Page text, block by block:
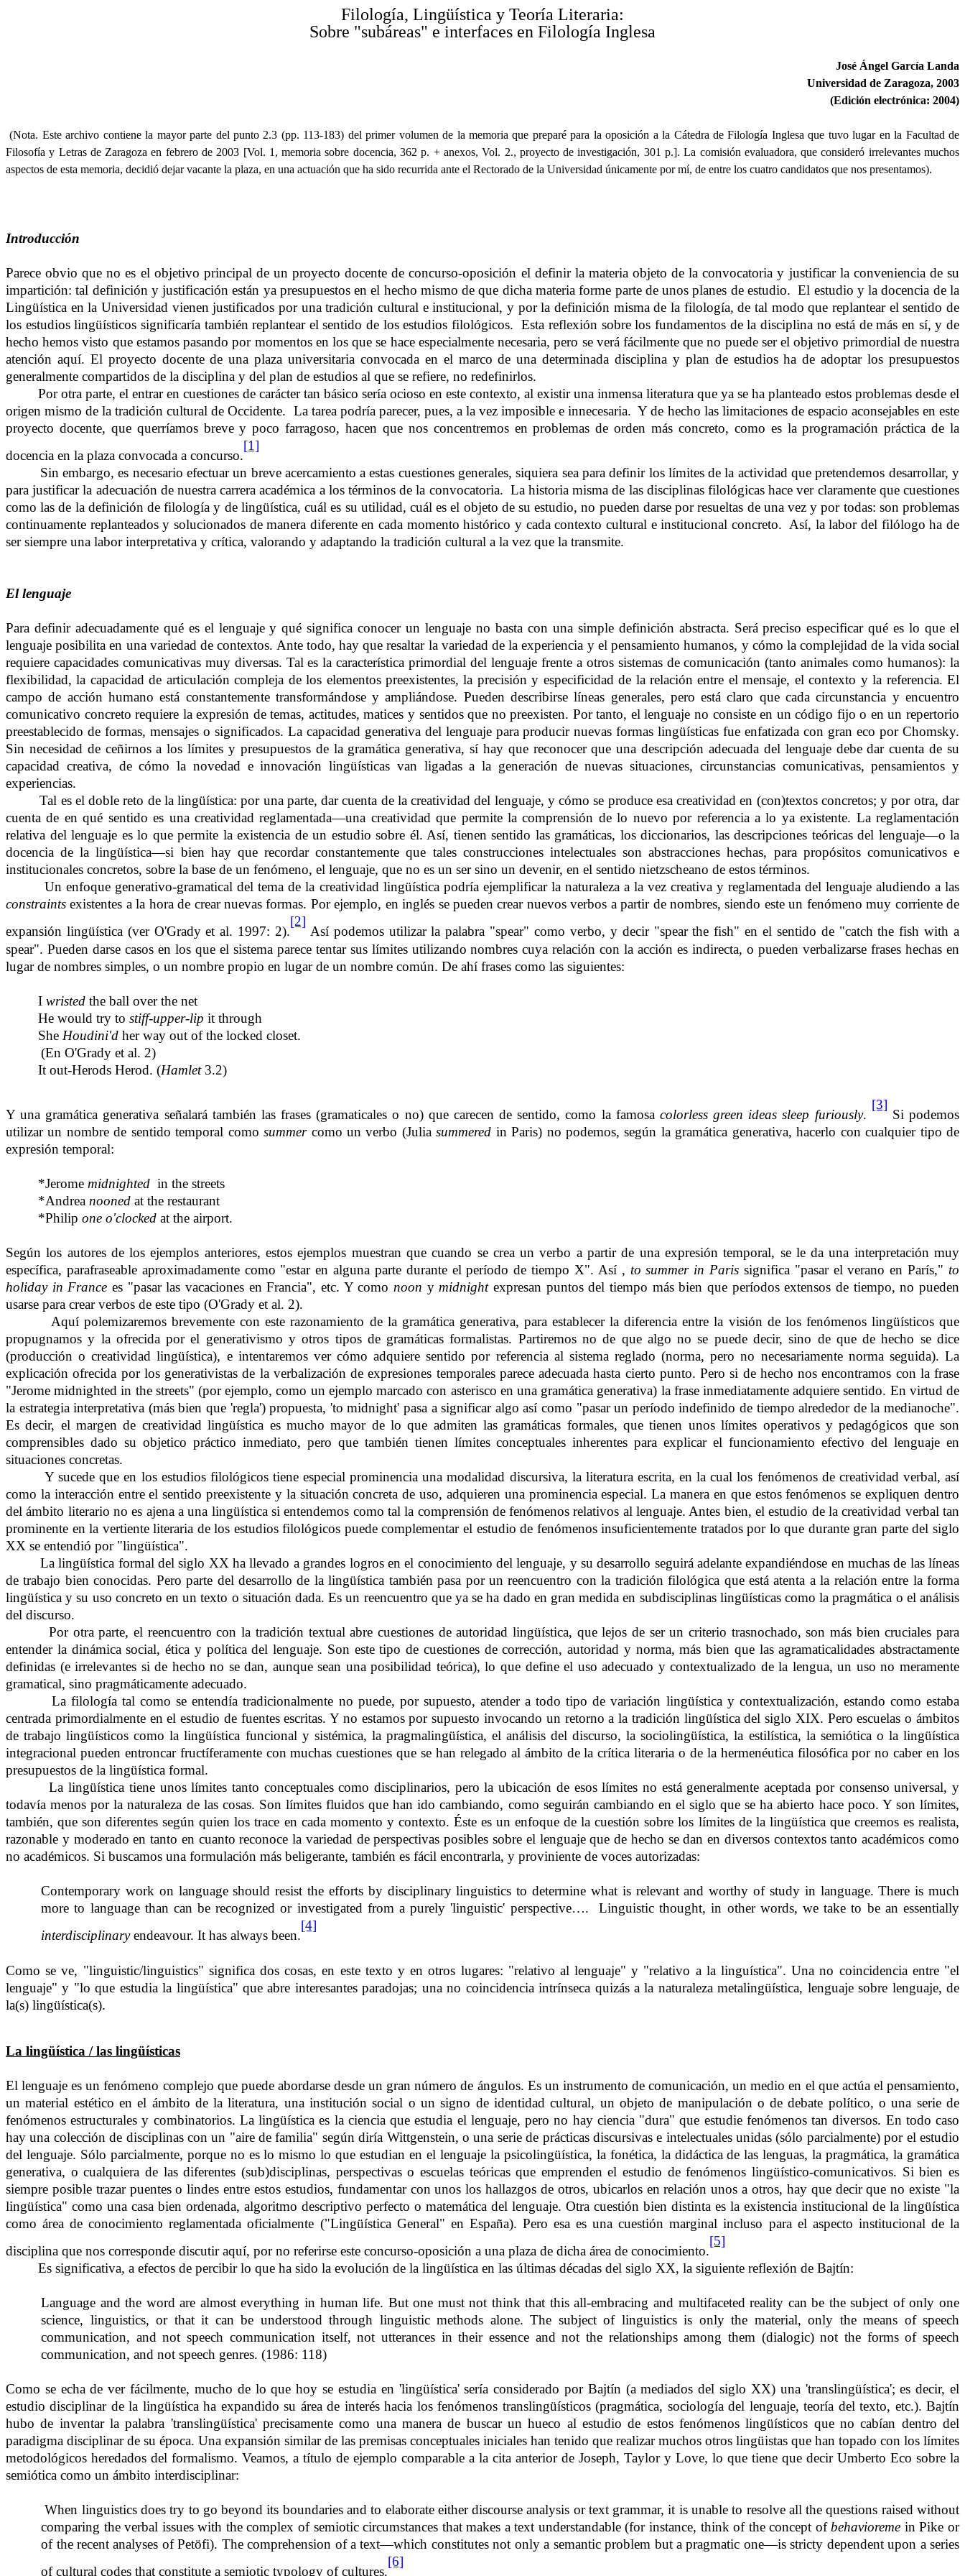
Filología, Lingüística y Teoría Literaria:
Sobre "subáreas" e interfaces en Filología Inglesa
José Ángel García Landa
Universidad de Zaragoza, 2003
(Edición electrónica: 2004)
(Nota. Este archivo contiene la mayor parte del punto 2.3 (pp. 113-183) del primer volumen de la memoria que preparé para la oposición a la Cátedra de Filología Inglesa que tuvo lugar en la Facultad de
Filosofía y Letras de Zaragoza en febrero de 2003 [Vol. 1, memoria sobre docencia, 362 p. + anexos, Vol. 2., proyecto de investigación, 301 p.]. La comisión evaluadora, que consideró irrelevantes muchos
aspectos de esta memoria, decidió dejar vacante la plaza, en una actuación que ha sido recurrida ante el Rectorado de la Universidad únicamente por mí, de entre los cuatro candidatos que nos presentamos).
Introducción
Parece obvio que no es el objetivo principal de un proyecto docente de concurso-oposición el definir la materia objeto de la convocatoria y justificar la conveniencia de su
impartición: tal definición y justificación están ya presupuestos en el hecho mismo de que dicha materia forme parte de unos planes de estudio. El estudio y la docencia de la
Lingüística en la Universidad vienen justificados por una tradición cultural e institucional, y por la definición misma de la filología, de tal modo que replantear el sentido de
los estudios lingüísticos significaría también replantear el sentido de los estudios filológicos. Esta reflexión sobre los fundamentos de la disciplina no está de más en sí, y de
hecho hemos visto que estamos pasando por momentos en los que se hace especialmente necesaria, pero se verá fácilmente que no puede ser el objetivo primordial de nuestra
atención aquí. El proyecto docente de una plaza universitaria convocada en el marco de una determinada disciplina y plan de estudios ha de adoptar los presupuestos
generalmente compartidos de la disciplina y del plan de estudios al que se refiere, no redefinirlos.
Por otra parte, el entrar en cuestiones de carácter tan básico sería ocioso en este contexto, al existir una inmensa literatura que ya se ha planteado estos problemas desde el
origen mismo de la tradición cultural de Occidente. La tarea podría parecer, pues, a la vez imposible e innecesaria. Y de hecho las limitaciones de espacio aconsejables en este
proyecto docente, que querríamos breve y poco farragoso, hacen que nos concentremos en problemas de orden más concreto, como es la programación práctica de la
docencia en la plaza convocada a concurso.
[1]
Sin embargo, es necesario efectuar un breve acercamiento a estas cuestiones generales, siquiera sea para definir los límites de la actividad que pretendemos desarrollar, y
para justificar la adecuación de nuestra carrera académica a los términos de la convocatoria. La historia misma de las disciplinas filológicas hace ver claramente que cuestiones
como las de la definición de filología y de lingüística, cuál es su utilidad, cuál es el objeto de su estudio, no pueden darse por resueltas de una vez y por todas: son problemas
continuamente replanteados y solucionados de manera diferente en cada momento histórico y cada contexto cultural e institucional concreto. Así, la labor del filólogo ha de
ser siempre una labor interpretativa y crítica, valorando y adaptando la tradición cultural a la vez que la transmite.
El lenguaje
Para definir adecuadamente qué es el lenguaje y qué significa conocer un lenguaje no basta con una simple definición abstracta. Será preciso especificar qué es lo que el
lenguaje posibilita en una variedad de contextos. Ante todo, hay que resaltar la variedad de la experiencia y el pensamiento humanos, y cómo la complejidad de la vida social
requiere capacidades comunicativas muy diversas. Tal es la característica primordial del lenguaje frente a otros sistemas de comunicación (tanto animales como humanos): la
flexibilidad, la capacidad de articulación compleja de los elementos preexistentes, la precisión y especificidad de la relación entre el mensaje, el contexto y la referencia. El
campo de acción humano está constantemente transformándose y ampliándose. Pueden describirse líneas generales, pero está claro que cada circunstancia y encuentro
comunicativo concreto requiere la expresión de temas, actitudes, matices y sentidos que no preexisten. Por tanto, el lenguaje no consiste en un código fijo o en un repertorio
preestablecido de formas, mensajes o significados. La capacidad generativa del lenguaje para producir nuevas formas lingüísticas fue enfatizada con gran eco por Chomsky.
Sin necesidad de ceñirnos a los límites y presupuestos de la gramática generativa, sí hay que reconocer que una descripción adecuada del lenguaje debe dar cuenta de su
capacidad creativa, de cómo la novedad e innovación lingüísticas van ligadas a la generación de nuevas situaciones, circunstancias comunicativas, pensamientos y
experiencias.
Tal es el doble reto de la lingüística: por una parte, dar cuenta de la creatividad del lenguaje, y cómo se produce esa creatividad en (con)textos concretos; y por otra, dar
cuenta de en qué sentido es una creatividad reglamentada—una creatividad que permite la comprensión de lo nuevo por referencia a lo ya existente. La reglamentación
relativa del lenguaje es lo que permite la existencia de un estudio sobre él. Así, tienen sentido las gramáticas, los diccionarios, las descripciones teóricas del lenguaje—o la
docencia de la lingüística—si bien hay que recordar constantemente que tales construcciones intelectuales son abstracciones hechas, para propósitos comunicativos e
institucionales concretos, sobre la base de un fenómeno, el lenguaje, que no es un ser sino un devenir, en el sentido nietzscheano de estos términos.
Un enfoque generativo-gramatical del tema de la creatividad lingüística podría ejemplificar la naturaleza a la vez creativa y reglamentada del lenguaje aludiendo a las
constraints existentes a la hora de crear nuevas formas. Por ejemplo, en inglés se pueden crear nuevos verbos a partir de nombres, siendo este un fenómeno muy corriente de
expansión lingüística (ver O'Grady et al. 1997: 2).
[2]
Así podemos utilizar la palabra "spear" como verbo, y decir "spear the fish" en el sentido de "catch the fish with a
spear". Pueden darse casos en los que el sistema parece tentar sus límites utilizando nombres cuya relación con la acción es indirecta, o pueden verbalizarse frases hechas en
lugar de nombres simples, o un nombre propio en lugar de un nombre común. De ahí frases como las siguientes:
I wristed the ball over the net
He would try to stiff-upper-lip it through
She Houdini'd her way out of the locked closet.
(En O'Grady et al. 2)
It out-Herods Herod. (Hamlet3.2)
Y una gramática generativa señalará también las frases (gramaticales o no) que carecen de sentido, como la famosa colorless green ideas sleep furiously.
[3]
Si podemos
utilizar un nombre de sentido temporal comosummercomo un verbo (Juliasummered in Paris) no podemos, según la gramática generativa, hacerlo con cualquier tipo de
expresión temporal:
*Jerome midnighted in the streets
*Andrea nooned at the restaurant
*Philip one o'clocked at the airport.
Según los autores de los ejemplos anteriores, estos ejemplos muestran que cuando se crea un verbo a partir de una expresión temporal, se le da una interpretación muy
específica, parafraseable aproximadamente como "estar en alguna parte durante el período de tiempo X". Así , to summer in Paris significa "pasar el verano en París," to
holiday in France es "pasar las vacaciones en Francia", etc. Y comonoon ymidnightexpresan puntos del tiempo más bien que períodos extensos de tiempo, no pueden
usarse para crear verbos de este tipo (O'Grady et al. 2).
Aquí polemizaremos brevemente con este razonamiento de la gramática generativa, para establecer la diferencia entre la visión de los fenómenos lingüísticos que
propugnamos y la ofrecida por el generativismo y otros tipos de gramáticas formalistas. Partiremos no de que algo no se puede decir, sino de que de hecho se dice
(producción o creatividad lingüística), e intentaremos ver cómo adquiere sentido por referencia al sistema reglado (norma, pero no necesariamente norma seguida). La
explicación ofrecida por los generativistas de la verbalización de expresiones temporales parece adecuada hasta cierto punto. Pero si de hecho nos encontramos con la frase
"Jerome midnighted in the streets" (por ejemplo, como un ejemplo marcado con asterisco en una gramática generativa) la frase inmediatamente adquiere sentido. En virtud de
la estrategia interpretativa (más bien que 'regla') propuesta, 'to midnight' pasa a significar algo así como "pasar un período indefinido de tiempo alrededor de la medianoche".
Es decir, el margen de creatividad lingüística es mucho mayor de lo que admiten las gramáticas formales, que tienen unos límites operativos y pedagógicos que son
comprensibles dado su objetico práctico inmediato, pero que también tienen límites conceptuales inherentes para explicar el funcionamiento efectivo del lenguaje en
situaciones concretas.
Y sucede que en los estudios filológicos tiene especial prominencia una modalidad discursiva, la literatura escrita, en la cual los fenómenos de creatividad verbal, así
como la interacción entre el sentido preexistente y la situación concreta de uso, adquieren una prominencia especial. La manera en que estos fenómenos se expliquen dentro
del ámbito literario no es ajena a una lingüística si entendemos como tal la comprensión de fenómenos relativos al lenguaje. Antes bien, el estudio de la creatividad verbal tan
prominente en la vertiente literaria de los estudios filológicos puede complementar el estudio de fenómenos insuficientemente tratados por lo que durante gran parte del siglo
XX se entendió por "lingüística".
La lingüística formal del siglo XX ha llevado a grandes logros en el conocimiento del lenguaje, y su desarrollo seguirá adelante expandiéndose en muchas de las líneas
de trabajo bien conocidas. Pero parte del desarrollo de la lingüística también pasa por un reencuentro con la tradición filológica que está atenta a la relación entre la forma
lingüística y su uso concreto en un texto o situación dada. Es un reencuentro que ya se ha dado en gran medida en subdisciplinas lingüísticas como la pragmática o el análisis
del discurso.
Por otra parte, el reencuentro con la tradición textual abre cuestiones de autoridad lingüística, que lejos de ser un criterio trasnochado, son más bien cruciales para
entender la dinámica social, ética y política del lenguaje. Son este tipo de cuestiones de corrección, autoridad y norma, más bien que las agramaticalidades abstractamente
definidas (e irrelevantes si de hecho no se dan, aunque sean una posibilidad teórica), lo que define el uso adecuado y contextualizado de la lengua, un uso no meramente
gramatical, sino pragmáticamente adecuado.
La filología tal como se entendía tradicionalmente no puede, por supuesto, atender a todo tipo de variación lingüística y contextualización, estando como estaba
centrada primordialmente en el estudio de fuentes escritas. Y no estamos por supuesto invocando un retorno a la tradición lingüística del siglo XIX. Pero escuelas o ámbitos
de trabajo lingüísticos como la lingüística funcional y sistémica, la pragmalingüística, el análisis del discurso, la sociolingüística, la estilística, la semiótica o la lingüística
integracional pueden entroncar fructíferamente con muchas cuestiones que se han relegado al ámbito de la crítica literaria o de la hermenéutica filosófica por no caber en los
presupuestos de la lingüística formal.
La lingüística tiene unos límites tanto conceptuales como disciplinarios, pero la ubicación de esos límites no está generalmente aceptada por consenso universal, y
todavía menos por la naturaleza de las cosas. Son límites fluidos que han ido cambiando, como seguirán cambiando en el siglo que se ha abierto hace poco. Y son límites,
también, que son diferentes según quien los trace en cada momento y contexto. Éste es un enfoque de la cuestión sobre los límites de la lingüística que creemos es realista,
razonable y moderado en tanto en cuanto reconoce la variedad de perspectivas posibles sobre el lenguaje que de hecho se dan en diversos contextos tanto académicos como
no académicos. Si buscamos una formulación más beligerante, también es fácil encontrarla, y proviniente de voces autorizadas:
Contemporary work on language should resist the efforts by disciplinary linguistics to determine what is relevant and worthy of study in language. There is much
more to language than can be recognized or investigated from a purely 'linguistic' perspective….
Linguistic thought, in other words, we take to be an essentially
interdisciplinaryendeavour.It has always been.
[4]
Como se ve, "linguistic/linguistics" significa dos cosas, en este texto y en otros lugares: "relativo al lenguaje" y "relativo a la linguística". Una no coincidencia entre "el
lenguaje" y "lo que estudia la lingüística" que abre interesantes paradojas; una no coincidencia intrínseca quizás a la naturaleza metalingüística, lenguaje sobre lenguaje, de
la(s) lingüística(s).
La lingüística / las lingüísticas
El lenguaje es un fenómeno complejo que puede abordarse desde un gran número de ángulos. Es un instrumento de comunicación, un medio en el que actúa el pensamiento,
un material estético en el ámbito de la literatura, una institución social o un signo de identidad cultural, un objeto de manipulación o de debate político, o una serie de
fenómenos estructurales y combinatorios. La lingüística es la ciencia que estudia el lenguaje, pero no hay ciencia "dura" que estudie fenómenos tan diversos. En todo caso
hay una colección de disciplinas con un "aire de familia" según diría Wittgenstein, o una serie de prácticas discursivas e intelectuales unidas (sólo parcialmente) por el estudio
del lenguaje. Sólo parcialmente, porque no es lo mismo lo que estudian en el lenguaje la psicolingüística, la fonética, la didáctica de las lenguas, la pragmática, la gramática
generativa, o cualquiera de las diferentes (sub)disciplinas, perspectivas o escuelas teóricas que emprenden el estudio de fenómenos lingüístico-comunicativos. Si bien es
siempre posible trazar puentes o lindes entre estos estudios, fundamentar con unos los hallazgos de otros, ubicarlos en relación unos a otros, hay que decir que no existe "la
lingüística" como una casa bien ordenada, algoritmo descriptivo perfecto o matemática del lenguaje. Otra cuestión bien distinta es la existencia institucional de la lingüística
como área de conocimiento reglamentada oficialmente ("Lingüística General" en España). Pero esa es una cuestión marginal incluso para el aspecto institucional de la
disciplina que nos corresponde discutir aquí, por no referirse este concurso-oposición a una plaza de dicha área de conocimiento.
[5]
Es significativa, a efectos de percibir lo que ha sido la evolución de la lingüística en las últimas décadas del siglo XX, la siguiente reflexión de Bajtín:
Language and the word are almost everything in human life. But one must not think that this all-embracing and multifaceted reality can be the subject of only one
science, linguistics, or that it can be understood through linguistic methods alone. The subject of linguistics is only the material, only the means of speech
communication, and not speech communication itself, not utterances in their essence and not the relationships among them (dialogic) not the forms of speech
communication, and not speech genres.(1986: 118)
Como se echa de ver fácilmente, mucho de lo que hoy se estudia en 'lingüística' sería considerado por Bajtín (a mediados del siglo XX) una 'translingüística'; es decir, el
estudio disciplinar de la lingüística ha expandido su área de interés hacia los fenómenos translingüísticos (pragmática, sociología del lenguaje, teoría del texto, etc.). Bajtín
hubo de inventar la palabra 'translingüística' precisamente como una manera de buscar un hueco al estudio de estos fenómenos lingüísticos que no cabían dentro del
paradigma disciplinar de su época. Una expansión similar de las premisas conceptuales iniciales han tenido que realizar muchos otros lingüistas que han topado con los límites
metodológicos heredados del formalismo. Veamos, a título de ejemplo comparable a la cita anterior de Joseph, Taylor y Love, lo que tiene que decir Umberto Eco sobre la
semiótica como un ámbito interdisciplinar:
When linguistics does try to go beyond its boundaries and to elaborate either discourse analysis or text grammar, it is unable to resolve all the questions raised without
comparing the verbal issues with the complex of semiotic circumstances that makes a text understandable (for instance, think of the concept ofbehavioreme in Pike or
of the recent analyses of Petöfi). The comprehension of a text—which constitutes not only a semantic problem but a pragmatic one—is stricty dependent upon a series
of cultural codes that constitute a semiotic typology of cultures.
[6]